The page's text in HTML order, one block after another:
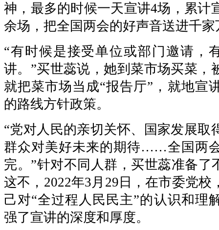
神，最多的时候一天宣讲4场，累计
余场，把全国两会的好声音送进千家
“有时候是接受单位或部门邀请，
讲。”买世蕊说，她到菜市场买菜，
就把菜市场当成“报告厅”，就地宣
的路线方针政策。
“党对人民的亲切关怀、国家发展取
群众对美好未来的期待……全国两
完。”针对不同人群，买世蕊准备了
这不，2022年3月29日，在市委党校
己对“全过程人民民主”的认识和理
强了宣讲的深度和厚度。